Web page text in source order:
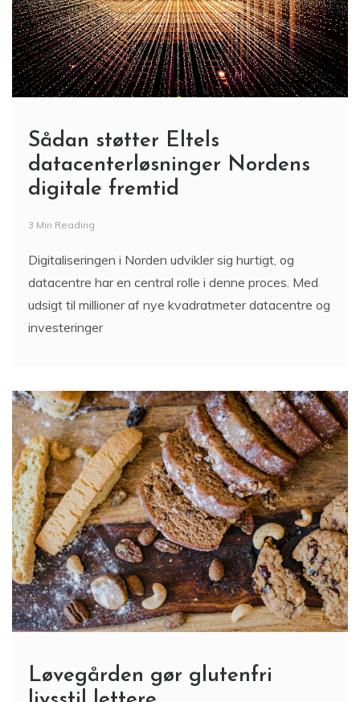
Sådan støtter Eltels
datacenterløsninger Nordens
digitale fremtid
3 Min Reading
Digitaliseringen i Norden udvikler sig hurtigt, og
datacentre har en central rolle i denne proces. Med
udsigt til millioner af nye kvadratmeter datacentre og
investeringer
Løvegården gør glutenfri